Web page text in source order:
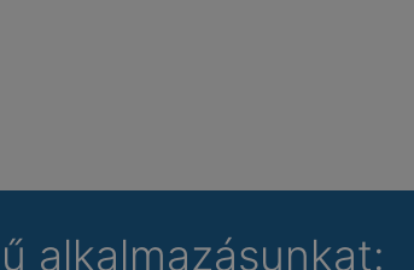
alkalmazásunkat: